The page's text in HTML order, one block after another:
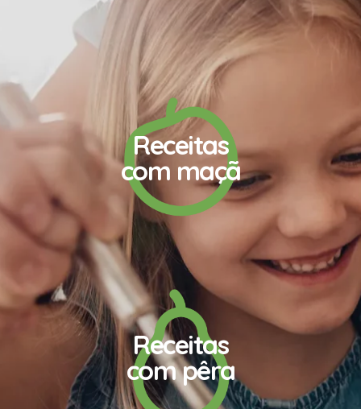
Receitas
com maçã
Receitas
com pêra